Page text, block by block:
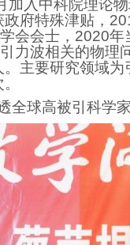
加入中科院理论
府特殊津贴，
会会士，2020年
力波相关的物理
主要研究领域为
球高被引科学家